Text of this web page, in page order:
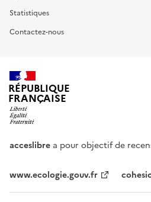
Statistiques
Contactez-nous
RÉPUBLIQUE
FRANÇAISE
acceslibre a pour objectif de
www.ecologie.gouv.fr